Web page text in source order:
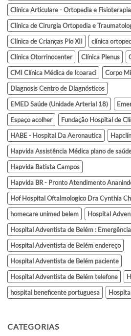
Clínica Articulare - Ortopedia e
Clínica de Cirurgia Ortopedia e
Clínica de Crianças Pio XII
clínica
Clínica Otorrinocenter
Clínica Plenus
CMI Clínica Médica de Icoaraci
Corpo
Diagnosis Centro de Diagnósticos
EMED Saúde (Unidade Arterial 18)
Espaço acolher
Fundação Hospital de
HABE - Hospital Da Aeronautica
Hapvida Assistência Médica plano de
Hapvida Batista Campos
Hapvida BR - Pronto Atendimento
Hof Hospital Oftalmologico Dra Cynthia
homecare unimed belem
Hospital
Hospital Adventista de Belém : Emergência
Hospital Adventista de Belém endereço
Hospital Adventista de Belém paciente
Hospital Adventista de Belém telefone
hospital beneficente portuguesa
CATEGORIAS